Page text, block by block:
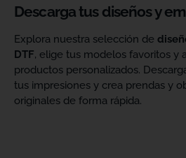
Descarga tus diseños y
Explora nuestra selección de
DTF, elige tus modelos favoritos y
productos personalizados.
tus impresiones y crea prendas y
originales de forma rápida.